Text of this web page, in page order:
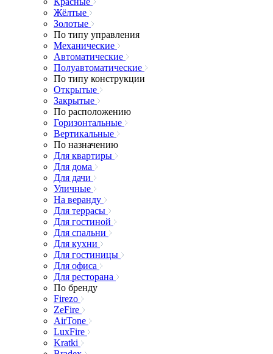
Жёлтые
Золотые
По типу управления
Механические
Автоматические
Полуавтоматические
По типу конструкции
Открытые
Закрытые
По расположению
Горизонтальные
Вертикальные
По назначению
Для квартиры
Для дома
Для дачи
Уличные
На веранду
Для террасы
Для гостиной
Для спальни
Для кухни
Для гостиницы
Для офиса
Для ресторана
По бренду
Firezo
ZeFire
AirTone
LuxFire
Kratki